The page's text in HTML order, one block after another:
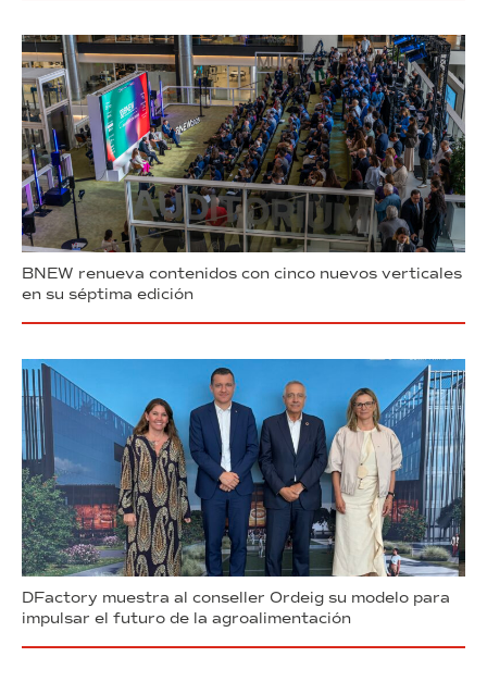
BNEW renueva contenidos con cinco nuevos verticales
en su séptima edición
DFactory muestra al conseller Ordeig su modelo para
impulsar el futuro de la agroalimentación